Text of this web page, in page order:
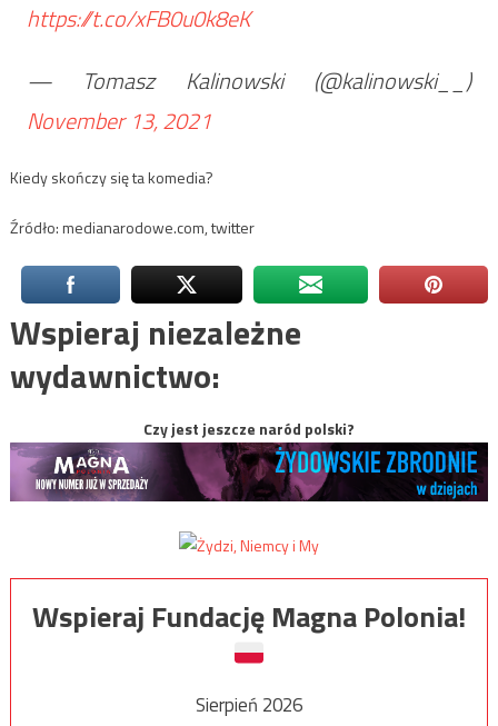
https://t.co/xFB0u0k8eK
— Tomasz Kalinowski (@kalinowski__)
November 13, 2021
Kiedy skończy się ta komedia?
Źródło: medianarodowe.com, twitter
Wspieraj niezależne
wydawnictwo:
Czy jest jeszcze naród polski?
Wspieraj Fundację Magna Polonia!
Sierpień 2026